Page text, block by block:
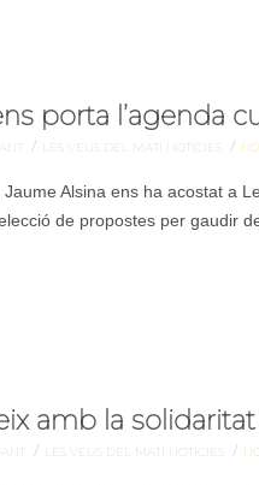
porta l’agenda
/ LES VEUS DEL MATÍ NOTÍCIES /
Alsina ens ha acostat a
de propostes per gaudir
amb la
/ LES VEUS DEL MATÍ NOTÍCIES /